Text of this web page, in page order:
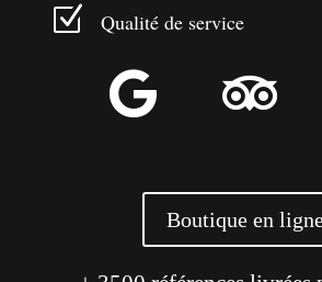
Z Qualité de service
 
Boutique en